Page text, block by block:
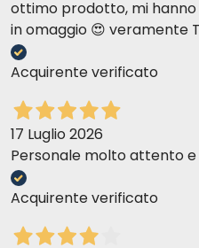
ottimo prodotto, mi
in omaggio 😍 veramente
Acquirente verificato
17 Luglio 2026
Personale molto attento
Acquirente verificato